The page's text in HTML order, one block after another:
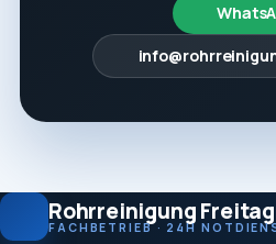
Rohrreinigung Freitag
FACHBETRIEB · 24H